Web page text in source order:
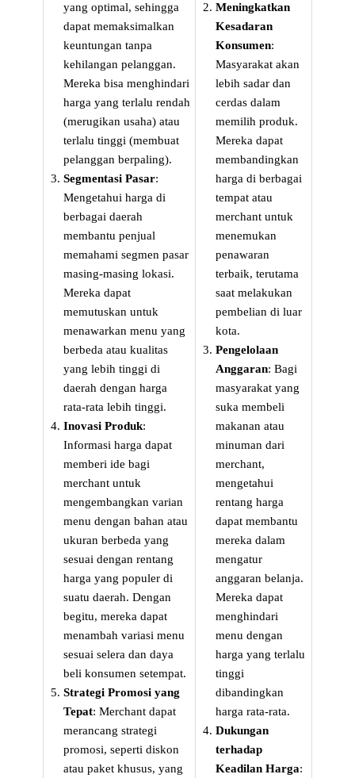
yang optimal, sehingga
dapat memaksimalkan
keuntungan tanpa
kehilangan pelanggan.
Mereka bisa menghindari
harga yang terlalu rendah
(merugikan usaha) atau
terlalu tinggi (membuat
pelanggan berpaling).
Segmentasi Pasar:
Mengetahui harga di
berbagai daerah
membantu penjual
memahami segmen pasar
masing-masing lokasi.
Mereka dapat
memutuskan untuk
menawarkan menu yang
berbeda atau kualitas
yang lebih tinggi di
daerah dengan harga
rata-rata lebih tinggi.
Inovasi Produk:
Informasi harga dapat
memberi ide bagi
merchant untuk
mengembangkan varian
menu dengan bahan atau
ukuran berbeda yang
sesuai dengan rentang
harga yang populer di
suatu daerah. Dengan
begitu, mereka dapat
menambah variasi menu
sesuai selera dan daya
beli konsumen setempat.
Strategi Promosi yang
Tepat: Merchant dapat
merancang strategi
promosi, seperti diskon
atau paket khusus, yang
Meningkatkan
Kesadaran
Konsumen:
Masyarakat akan
lebih sadar dan
cerdas dalam
memilih produk.
Mereka dapat
membandingkan
harga di berbagai
tempat atau
merchant untuk
menemukan
penawaran
terbaik, terutama
saat melakukan
pembelian di luar
kota.
Pengelolaan
Anggaran: Bagi
masyarakat yang
suka membeli
makanan atau
minuman dari
merchant,
mengetahui
rentang harga
dapat membantu
mereka dalam
mengatur
anggaran belanja.
Mereka dapat
menghindari
menu dengan
harga yang terlalu
tinggi
dibandingkan
harga rata-rata.
Dukungan
terhadap
Keadilan Harga: